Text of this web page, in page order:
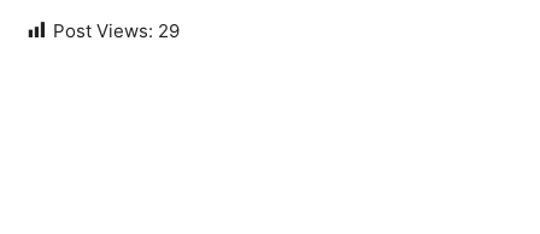
Post Views: 29